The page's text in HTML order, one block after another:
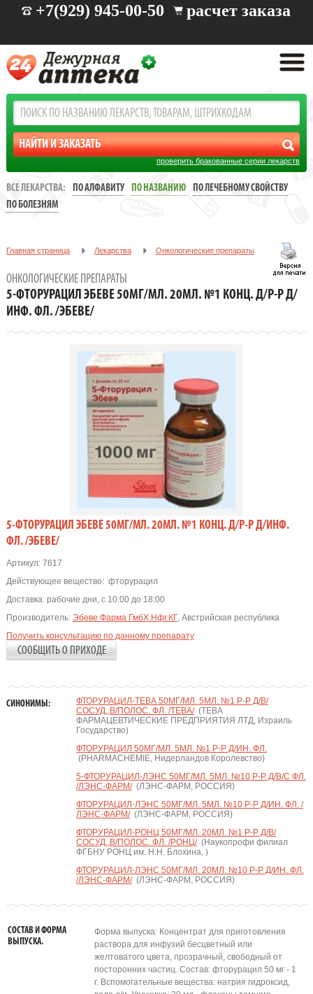
+7(929) 945-00-50 расчет заказа
проверить бракованные серии лекарств
ВСЕ ЛЕКАРСТВА: ПО АЛФАВИТУ ПО НАЗВАНИЮ
ПО ЛЕЧЕБНОМУ СВОЙСТВУ
ПО БОЛЕЗНЯМ
Главная страница Лекарства Онкологические препараты
ФЛ. /ЭБЕВЕ/
ОНКОЛОГИЧЕСКИЕ ПРЕПАРАТЫ
5-ФТОРУРАЦИЛ ЭБЕВЕ 50МГ/МЛ. 20МЛ. №1 КОНЦ. Д/Р-Р Д/
ИНФ. ФЛ. /ЭБЕВЕ/
5-ФТОРУРАЦИЛ ЭБЕВЕ 50МГ/МЛ. 20МЛ. №1 КОНЦ. Д/Р-Р Д/ИНФ.
ФЛ. /ЭБЕВЕ/
Артикул:7617
Действующее вещество: фторурацил
Доставка: рабочие дни, с 10:00 до 18:00
Производитель: Эбеве Фарма ГмбХ.Нфг.КГ, Австрийская республика
Получить консультацию по данному препарату
СООБЩИТЬ О ПРИХОДЕ
СИНОНИМЫ:
ФТОРУРАЦИЛ-ТЕВА 50МГ/МЛ. 5МЛ. №1 Р-Р Д/В/
СОСУД.,В/ПОЛОС. ФЛ. /ТЕВА/(ТЕВА
ФАРМАЦЕВТИЧЕСКИЕ ПРЕДПРИЯТИЯ ЛТД, Израиль
Государство)
ФТОРУРАЦИЛ 50МГ/МЛ. 5МЛ. №1 Р-Р Д/ИН. ФЛ.
(PHARMACHEMIE, Нидерландов Королевство)
5-ФТОРУРАЦИЛ-ЛЭНС 50МГ/МЛ. 5МЛ. №10 Р-Р Д/В/С ФЛ.
/ЛЭНС-ФАРМ/(ЛЭНС-ФАРМ, РОССИЯ)
ФТОРУРАЦИЛ-ЛЭНС 50МГ/МЛ. 5МЛ. №10 Р-Р Д/ИН. ФЛ. /
ЛЭНС-ФАРМ/(ЛЭНС-ФАРМ, РОССИЯ)
ФТОРУРАЦИЛ-РОНЦ 50МГ/МЛ. 20МЛ. №1 Р-Р Д/В/
СОСУД.,В/ПОЛОС. ФЛ. /РОНЦ/(Наукопрофи филиал
ФГБНУ РОНЦ им. Н.Н. Блохина, )
ФТОРУРАЦИЛ-ЛЭНС 50МГ/МЛ. 20МЛ. №10 Р-Р Д/ИН. ФЛ.
/ЛЭНС-ФАРМ/(ЛЭНС-ФАРМ, РОССИЯ)
СОСТАВ И ФОРМА
ВЫПУСКА.
Форма выпуска: Концентрат для приготовления
раствора для инфузий бесцветный или
желтоватого цвета, прозрачный, свободный от
посторонних частиц. Состав: фторурацил 50 мг - 1
г. Вспомогательные вещества: натрия гидроксид,